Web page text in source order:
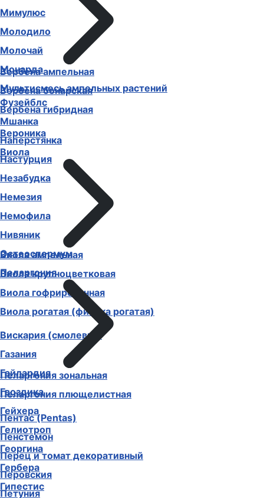
Вербена ампельная
Вербена бонарская
Вербена гибридная
Вероника
Виола
Виола ампельная
Виола крупноцветковая
Виола гофрированная
Виола рогатая (фиалка рогатая)
Вискария (смолевка)
Газания
Гайлардия
Гвоздика
Гейхера
Гелиотроп
Георгина
Гербера
Гипестис
Мимулюс
Молодило
Молочай
Монарда
Мультисмесь ампельных растений
Фузейблс
Мшанка
Наперстянка
Настурция
Незабудка
Немезия
Немофила
Нивяник
Остеоспермум
Пеларгония
Пеларгония зональная
Пеларгония плющелистная
Пентас (Pentas)
Пенстемон
Перец и томат декоративный
Перовския
Петуния